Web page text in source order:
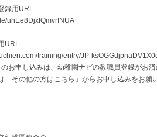
録用URL
uhEe8DjxfQmvrfNUA
URL
training/entry/JP-
お申し込みは、幼稚園ナビの教職員登録がお
その他の方はこちら」からお申し込みをお願